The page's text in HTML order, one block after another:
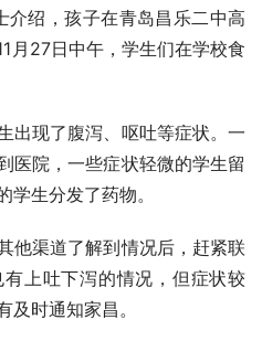
介绍，孩子在青岛昌乐二中高
月27日中午，学生们在学校食
出现了腹泻、呕吐等症状。一
医院，一些症状轻微的学生留
生分发了药物。
他渠道了解到情况后，赶紧联
上吐下泻的情况，但症状较
时通知家昌。